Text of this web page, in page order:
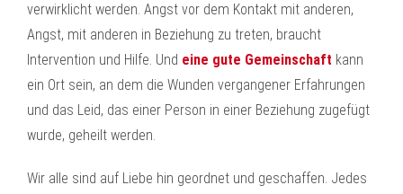
verwirklicht werden. Angst vor dem Kontakt mit anderen,
Angst, mit anderen in Beziehung zu treten, braucht
Intervention und Hilfe. Und eine gute Gemeinschaft kann
ein Ort sein, an dem die Wunden vergangener Erfahrungen
und das Leid, das einer Person in einer Beziehung zugefügt
wurde, geheilt werden.
Wir alle sind auf Liebe hin geordnet und geschaffen. Jedes